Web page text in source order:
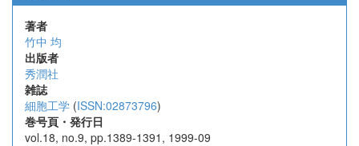
著者
竹中 均
出版者
秀潤社
雑誌
細胞工学 (ISSN:02873796)
巻号頁・発行日
vol.18, no.9, pp.1389-1391, 1999-09